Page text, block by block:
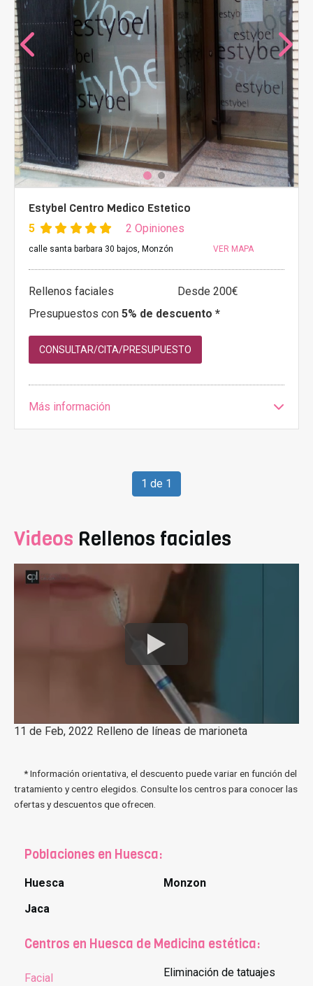
Estybel Centro Medico Estetico
5 2 Opiniones
calle santa barbara 30 bajos, Monzón VER MAPA
Rellenos faciales
Desde 200€
Presupuestos con 5% de descuento *
CONSULTAR/CITA/PRESUPUESTO
Más información
1 de 1
Videos Rellenos faciales
11 de Feb, 2022 Relleno de líneas de marioneta
* Información orientativa, el descuento puede variar en función del
tratamiento y centro elegidos. Consulte los centros para conocer las
ofertas y descuentos que ofrecen.
Poblaciones en Huesca:
Huesca
Jaca
Monzon
Centros en Huesca de Medicina estética:
Facial
Eliminación de tatuajes